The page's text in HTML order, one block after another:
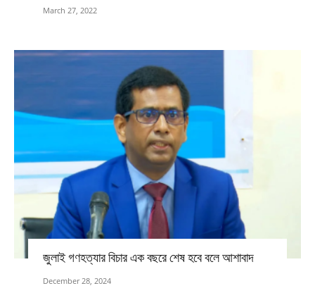
March 27, 2022
জুলাই গণহত্যার বিচার এক বছরে শেষ হবে বলে আশাবাদ
December 28, 2024